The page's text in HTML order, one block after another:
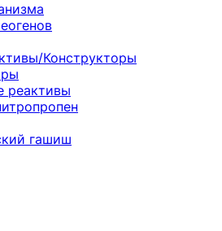
Конструкторы
реактивы
гашиш